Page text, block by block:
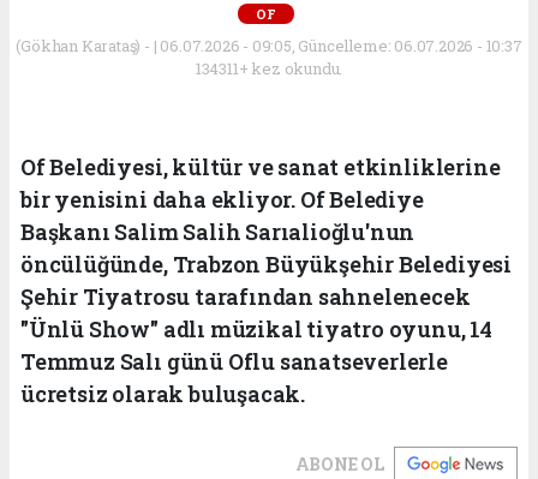
OF
(Gökhan Karataş) - | 06.07.2026 - 09:05, Güncelleme: 06.07.2026 - 10:37
134311+ kez okundu.
Of Belediyesi, kültür ve sanat etkinliklerine
bir yenisini daha ekliyor. Of Belediye
Başkanı Salim Salih Sarıalioğlu'nun
öncülüğünde, Trabzon Büyükşehir Belediyesi
Şehir Tiyatrosu tarafından sahnelenecek
"Ünlü Show" adlı müzikal tiyatro oyunu, 14
Temmuz Salı günü Oflu sanatseverlerle
ücretsiz olarak buluşacak.
ABONE OL